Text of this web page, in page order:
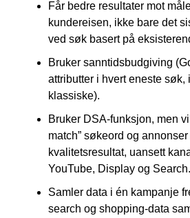
Får bedre resultater mot
kundereisen, ikke bare det
ved søk basert på
Bruker sanntidsbudgiving
attributter i hvert eneste søk,
klassiske).
Bruker DSA-funksjon, men
match” søkeord og
kvalitetsresultat, uansett
YouTube, Display og Search.
Samler data i én kampanje
search og shopping-data